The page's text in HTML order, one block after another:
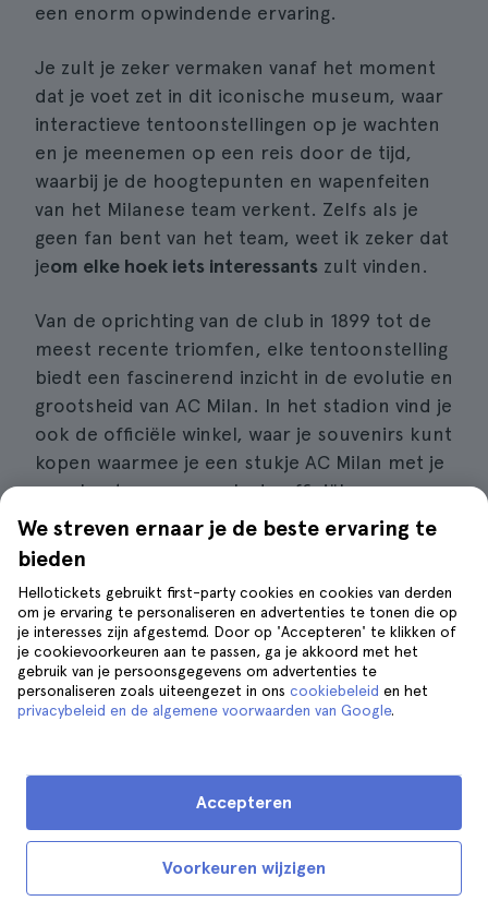
een enorm opwindende ervaring.
Je zult je zeker vermaken vanaf het moment
dat je voet zet in dit iconische museum, waar
interactieve tentoonstellingen op je wachten
en je meenemen op een reis door de tijd,
waarbij je de hoogtepunten en wapenfeiten
van het Milanese team verkent. Zelfs als je
geen fan bent van het team, weet ik zeker dat
jeom elke hoek iets interessants zult vinden.
Van de oprichting van de club in 1899 tot de
meest recente triomfen, elke tentoonstelling
biedt een fascinerend inzicht in de evolutie en
grootsheid van AC Milan. In het stadion vind je
ook de officiële winkel, waar je souvenirs kunt
kopen waarmee je een stukje AC Milan met je
mee kunt nemen, zoals de officiële
teamuitrusting, voetballen, shirts en andere
souvenirs om aan een voetbalfan of familielid
Trouwens, als je rondlunchtijdklaar bent
met je bezoek, naast het museum is het
restaurant Casa Milan Bistrot, waar je wat
lokale specialiteiten kunt proberen - alles is
Boek je tickets voor het AC Milan Museum
We streven ernaar je de beste ervaring te
bieden
Hellotickets gebruikt first-party cookies en cookies van derden
om je ervaring te personaliseren en advertenties te tonen die op
je interesses zijn afgestemd. Door op 'Accepteren' te klikken of
je cookievoorkeuren aan te passen, ga je akkoord met het
gebruik van je persoonsgegevens om advertenties te
personaliseren zoals uiteengezet in ons cookiebeleid en het
privacybeleid en de algemene voorwaarden van Google.
Voorkeuren wijzigen
Accepteren